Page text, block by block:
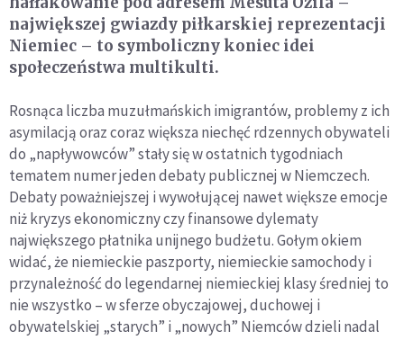
największej gwiazdy piłkarskiej reprezentacji
Niemiec – to symboliczny koniec idei
społeczeństwa multikulti.
Rosnąca liczba muzułmańskich imigrantów, problemy z ich
asymilacją oraz coraz większa niechęć rdzennych obywateli
do „napływowców” stały się w ostatnich tygodniach
tematem numer jeden debaty publicznej w Niemczech.
Debaty poważniejszej i wywołującej nawet większe emocje
niż kryzys ekonomiczny czy finansowe dylematy
największego płatnika unijnego budżetu. Gołym okiem
widać, że niemieckie paszporty, niemieckie samochody i
przynależność do legendarnej niemieckiej klasy średniej to
nie wszystko – w sferze obyczajowej, duchowej i
obywatelskiej „starych” i „nowych” Niemców dzieli nadal